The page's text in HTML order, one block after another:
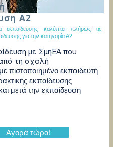
A2
εκπαίδευσης καλύπτει πλήρως τις
για την κατηγορία Α2
με ΣμηΕΑ που
τη σχολή
πιστοποιημένο εκπαιδευτή
εκπαίδευσης
μετά την εκπαίδευση
Αγορά τώρα!